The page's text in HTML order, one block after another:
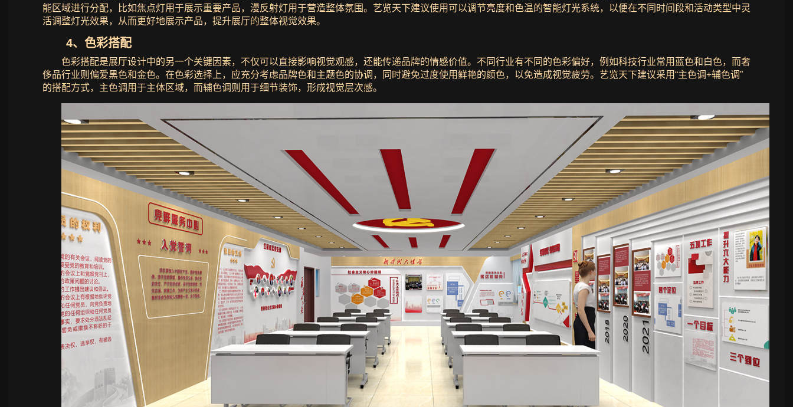
能区域进行分配，比如焦点灯用于展示重要产品，漫反射灯用于营造整体氛围。艺览天下建议使用可以调节亮度和色温的智能灯光系统，以便在不同时间段和活动类型中灵
活调整灯光效果，从而更好地展示产品，提升展厅的整体视觉效果。
4、色彩搭配
色彩搭配是展厅设计中的另一个关键因素，不仅可以直接影响视觉观感，还能传递品牌的情感价值。不同行业有不同的色彩偏好，例如科技行业常用蓝色和白色，而奢
侈品行业则偏爱黑色和金色。在色彩选择上，应充分考虑品牌色和主题色的协调，同时避免过度使用鲜艳的颜色，以免造成视觉疲劳。艺览天下建议采用“主色调+辅色调”
的搭配方式，主色调用于主体区域，而辅色调则用于细节装饰，形成视觉层次感。